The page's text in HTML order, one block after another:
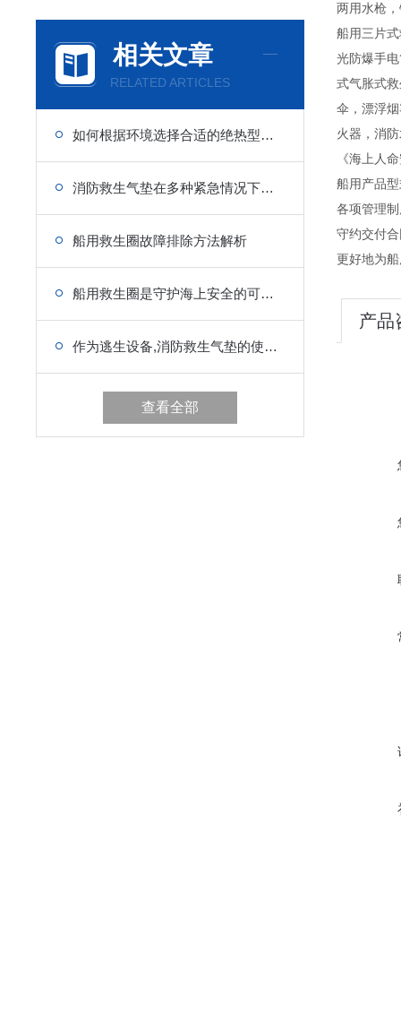
相关文章
RELATED ARTICLES
如何根据环境选择合适的绝热型浸水保温服？
消防救生气垫在多种紧急情况下的重要性
船用救生圈故障排除方法解析
船用救生圈是守护海上安全的可靠伙伴
作为逃生设备,消防救生气垫的使用方法你值得学习
查看全部
两用水枪
船用三片
光防爆手
式气胀式
伞，漂浮
火器，消
《海上人
船用产品
各项管理
守约交付
更好地为
产品